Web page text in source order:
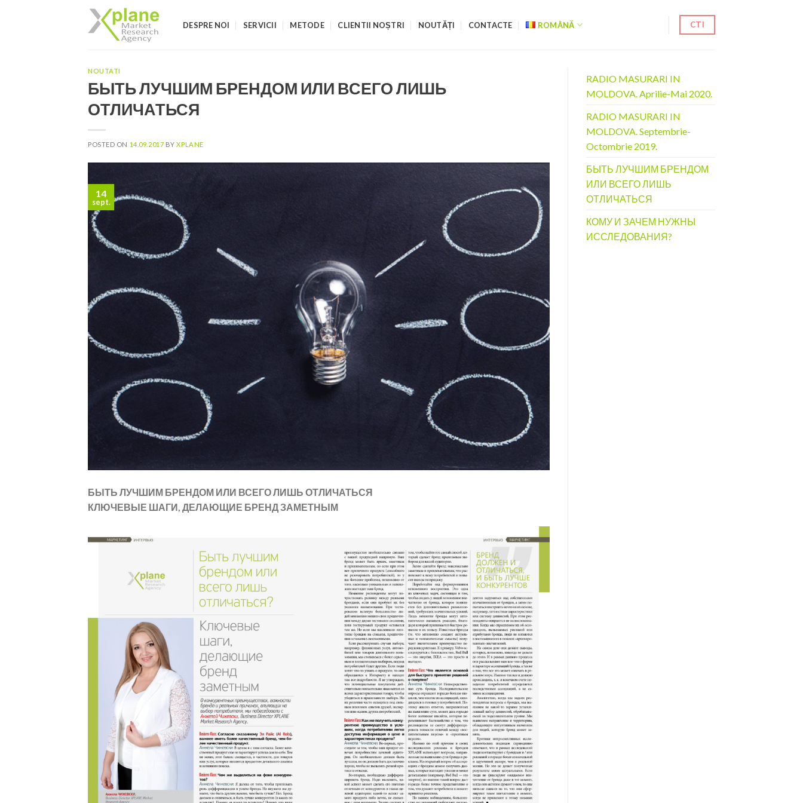
DESPRE NOI SERVICII METODE CLIENTII NOȘTRI NOUTĂȚI CONTACTE ROMÂNĂ CTI
NOUTATI
БЫТЬ ЛУЧШИМ БРЕНДОМ ИЛИ ВСЕГО ЛИШЬ
ОТЛИЧАТЬСЯ
POSTED ON 14.09.2017 BYXPLANE
14
sept.
БЫТЬ ЛУЧШИМ БРЕНДОМ ИЛИ ВСЕГО ЛИШЬ ОТЛИЧАТЬСЯ
КЛЮЧЕВЫЕ ШАГИ, ДЕЛАЮЩИЕ БРЕНД ЗАМЕТНЫМ
RADIO MASURARI IN
MOLDOVA. Aprilie-Mai 2020.
RADIO MASURARI IN
MOLDOVA. Septembrie-
Octombrie 2019.
БЫТЬ ЛУЧШИМ БРЕНДОМ
ИЛИ ВСЕГО ЛИШЬ
ОТЛИЧАТЬСЯ
КОМУ И ЗАЧЕМ НУЖНЫ
ИССЛЕДОВАНИЯ?